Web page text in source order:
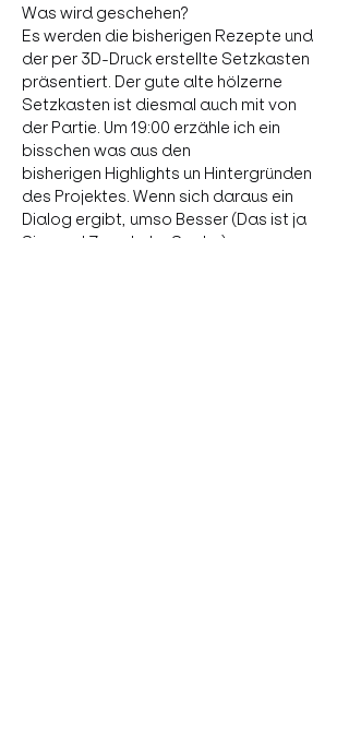
Was wird geschehen?
Es werden die bisherigen Rezepte und
der per 3D-Druck erstellte Setzkasten
präsentiert. Der gute alte hölzerne
Setzkasten ist diesmal auch mit von
der Partie. Um 19:00 erzähle ich ein
bisschen was aus den
bisherigen Highlights un Hintergründen
des Projektes. Wenn sich daraus ein
Dialog ergibt, umso Besser (Das ist ja
Sinn und Zweck der Sache).